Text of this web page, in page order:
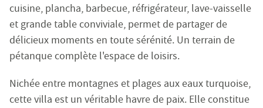
cuisine, plancha, barbecue, réfrigérateur, lave-vaisselle
et grande table conviviale, permet de partager de
délicieux moments en toute sérénité. Un terrain de
pétanque complète l'espace de loisirs.
Nichée entre montagnes et plages aux eaux turquoise,
cette villa est un véritable havre de paix. Elle constitue
Le médiateur compétent en cas de litige est :
https://recevabilite-mediations.medimmoconso.fr
Aix-en-Provence - Haute-Provence
1 rue du 4 septembre - 13100 Aix-en-Provence